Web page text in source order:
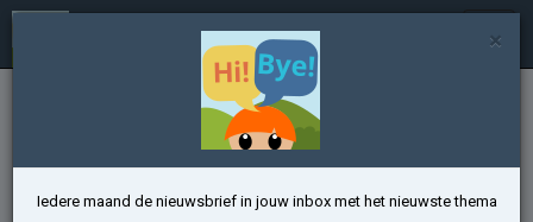
In
Talen Leren met Emma
Thema Beroepen leren in het Pools
Leer kinderen makkelijk en snel 13 woorden
van het thema Beroepen met onze app
×
Iedere maand de nieuwsbrief in jouw inbox met het nieuwste thema